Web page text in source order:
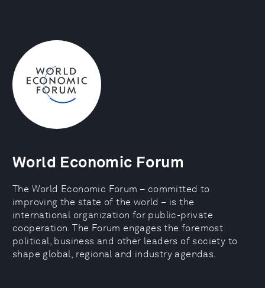
World Economic Forum
The World Economic Forum – committed to
improving the state of the world – is the
international organization for public-private
cooperation. The Forum engages the foremost
political, business and other leaders of society to
shape global, regional and industry agendas.